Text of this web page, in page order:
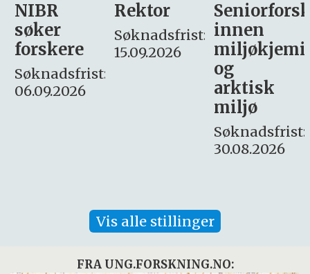
Rektor
Søknadsfrist:
15.09.2026
Seniorforsker
innen
miljøkjemi
søker
– fast
Søknadsfrist:
16. august.
Vis alle stillinger
FRA UNG.FORSKNING.NO: